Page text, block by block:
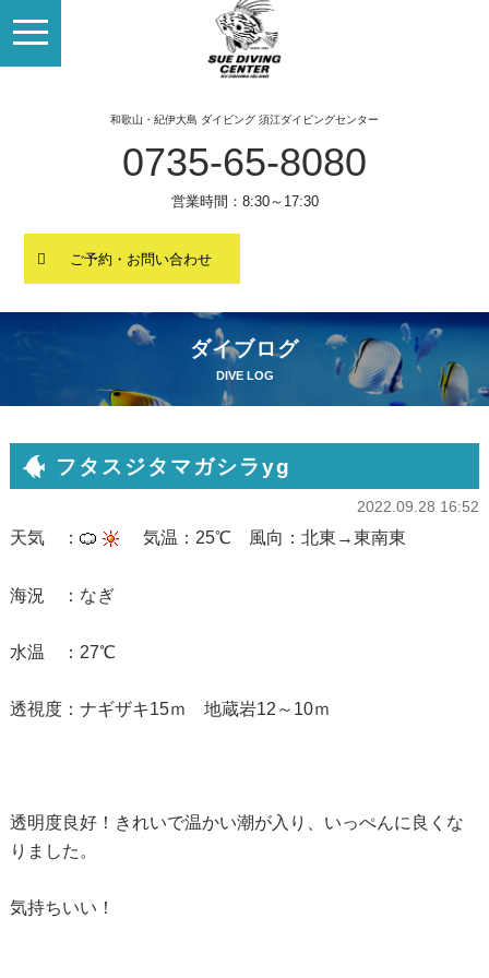
toggle
navigation
和歌山・紀伊大島 ダイビング 須江ダイビングセンター
0735-65-8080
営業時間：8:30～17:30
ご予約・お問い合わせ
ダイブログ
DIVE LOG
フタスジタマガシラyg
2022.09.28 16:52
天気 ： 気温：25℃ 風向：北東→東南東
海況 ：なぎ
水温 ：27℃
透視度：ナギザキ15ｍ 地蔵岩12～10ｍ
透明度良好！きれいで温かい潮が入り、いっぺんに良くな
りました。
気持ちいい！